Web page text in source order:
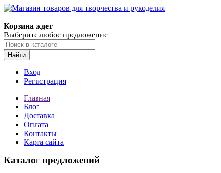
Корзина ждет
Выберите любое предложение
Найти
Вход
Регистрация
Главная
Блог
Доставка
Оплата
Контакты
Карта сайта
Каталог предложений